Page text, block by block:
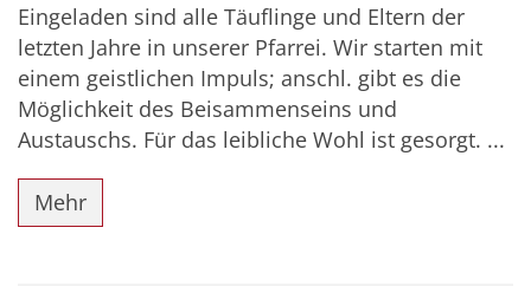
Eingeladen sind alle Täuflinge und Eltern der
letzten Jahre in unserer Pfarrei. Wir starten mit
einem geistlichen Impuls; anschl. gibt es die
Möglichkeit des Beisammenseins und
Austauschs. Für das leibliche Wohl ist gesorgt. ...
Mehr